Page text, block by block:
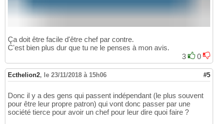
Ça doit être facile d'être chef par contre.
C'est bien plus dur que tu ne le penses à mon avis.
3
0
Ecthelion2, le 23/11/2018 à 15h06 #5
Donc il y a des gens qui passent indépendant (le plus souvent
pour être leur propre patron) qui vont donc passer par une
société tierce pour avoir un chef pour leur dire quoi faire ?